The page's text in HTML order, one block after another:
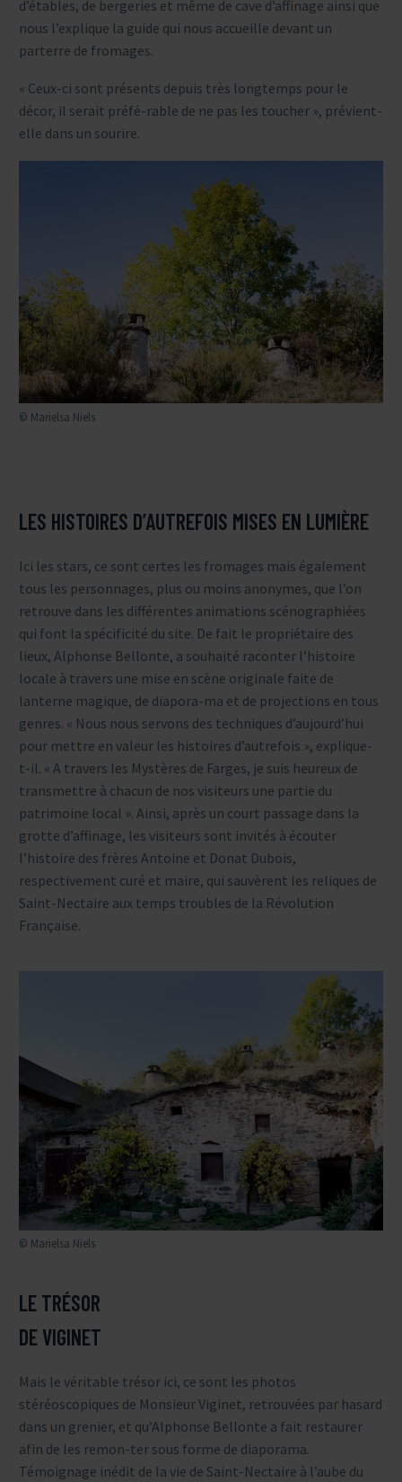
d’étables, de bergeries et même de cave d’affinage ainsi que
nous l’explique la guide qui nous accueille devant un
parterre de fromages.
« Ceux-ci sont présents depuis très longtemps pour le
décor, il serait préfé-rable de ne pas les toucher », prévient-
elle dans un sourire.
© Marielsa Niels
LES HISTOIRES D’AUTREFOIS MISES EN LUMIÈRE
Ici les stars, ce sont certes les fromages mais également
tous les personnages, plus ou moins anonymes, que l’on
retrouve dans les différentes animations scénographiées
qui font la spécificité du site. De fait le propriétaire des
lieux, Alphonse Bellonte, a souhaité raconter l’histoire
locale à travers une mise en scène originale faite de
lanterne magique, de diapora-ma et de projections en tous
genres. « Nous nous servons des techniques d’aujourd’hui
pour mettre en valeur les histoires d’autrefois », explique-
t-il. « A travers les Mystères de Farges, je suis heureux de
transmettre à chacun de nos visiteurs une partie du
patrimoine local ». Ainsi, après un court passage dans la
grotte d’affinage, les visiteurs sont invités à écouter
l’histoire des frères Antoine et Donat Dubois,
respectivement curé et maire, qui sauvèrent les reliques de
Saint-Nectaire aux temps troubles de la Révolution
Française.
© Marielsa Niels
LE TRÉSOR
DE VIGINET
Mais le véritable trésor ici, ce sont les photos
stéréoscopiques de Monsieur Viginet, retrouvées par hasard
dans un grenier, et qu’Alphonse Bellonte a fait restaurer
afin de les remon-ter sous forme de diaporama.
Témoignage inédit de la vie de Saint-Nectaire à l’aube du